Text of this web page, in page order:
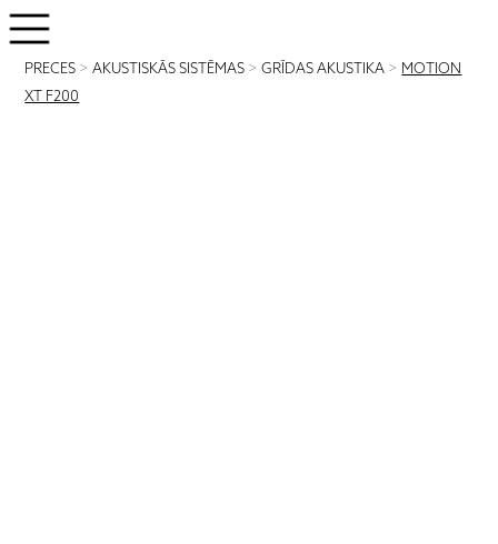
PRECES >AKUSTISKĀS SISTĒMAS >GRĪDAS AKUSTIKA > MOTION
XT F200